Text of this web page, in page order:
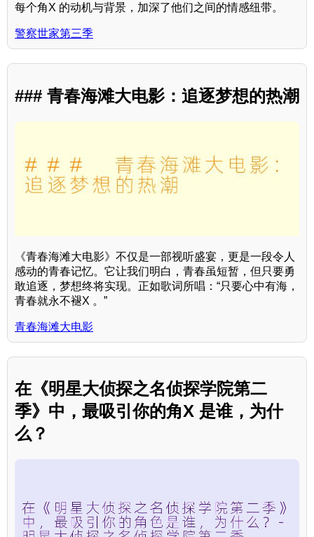
每个角X 的动机与背景，加深了他们之间的情感纽带。
警察世家第三季
### 青春海滩大电影：追逐梦想的热潮
《青春海滩大电影》不仅是一部视听盛宴，更是一段令人
感动的青春记忆。它让我们明白，青春虽短暂，但只要勇
敢追逐，梦想终将实现。正如歌词所唱：“只要心中有海，
青春就永不褪X 。”
青春海滩大电影
在《明星大侦探之名侦探学院第二
季》中，最吸引你的角X 是谁，为什
么？